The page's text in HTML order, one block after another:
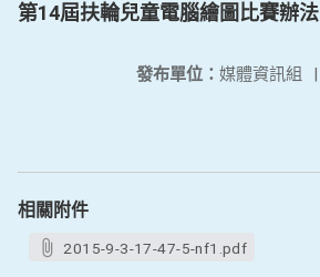
第14屆扶輪兒童電腦繪圖比賽辦法
發布單位： 媒體資訊組 |
相關附件
2015-9-3-17-47-5-nf1.pdf